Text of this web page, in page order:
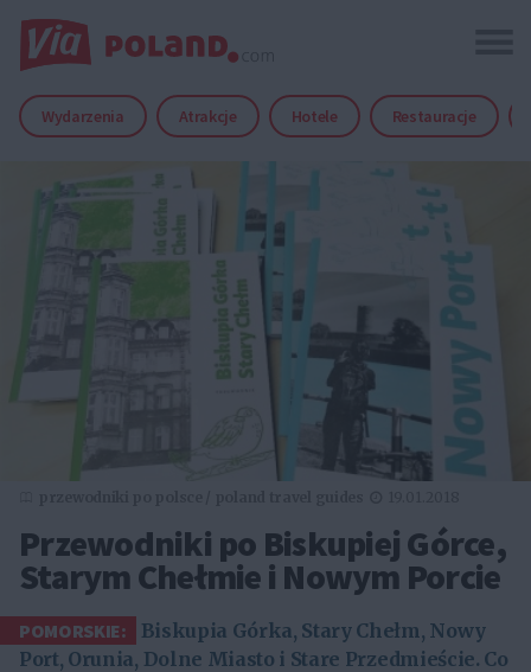
Wydarzenia Atrakcje Hotele Restauracje
Przewodniki po Biskupiej Górce,
Starym Chełmie i Nowym Porcie
POMORSKIE:
Biskupia Górka, Stary Chełm, Nowy
Port, Orunia, Dolne Miasto i Stare Przedmieście. Co